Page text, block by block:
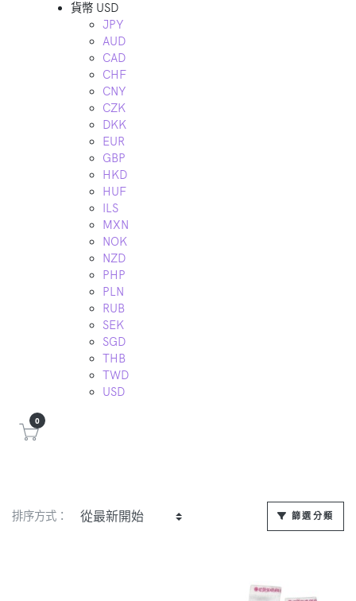
貨幣 USD
JPY
AUD
CAD
CHF
CNY
CZK
DKK
EUR
GBP
HKD
HUF
ILS
MXN
NOK
NZD
PHP
PLN
RUB
SEK
SGD
THB
TWD
USD
0
排序方式： 篩選分類